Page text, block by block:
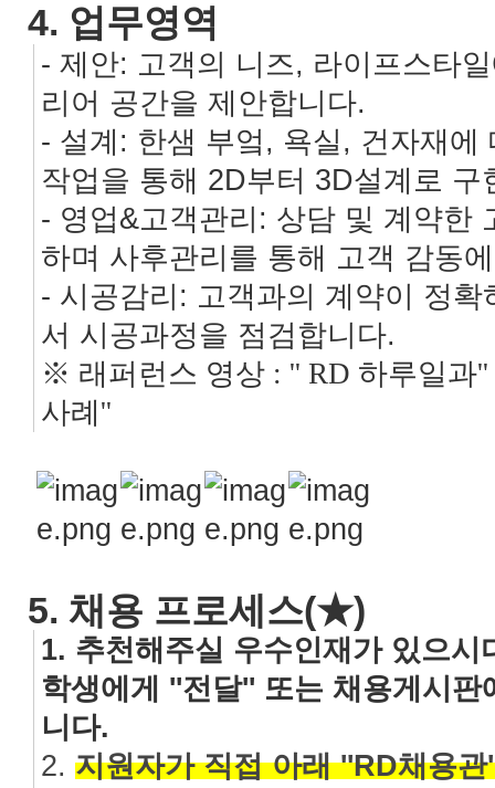
4. 업무영역
- 제안: 고객의 니즈, 라이프스타
리어 공간을 제안합니다.
- 설계: 한샘 부엌, 욕실, 건자재에
작업을 통해 2D부터 3D설계로
- 영업&고객관리: 상담 및 계약한
하며 사후관리를 통해 고객 감동
- 시공감리: 고객과의 계약이 정
서 시공과정을 점검합니다.
※ 래퍼런스 영상 : '' RD 하루일과
사례 ''
5. 채용 프로세스(★)
1. 추천해주실 우수인재가 있으
학생에게 ''전달'' 또는 채용게시
니다.
2. 지원자가 직접 아래 ''RD채용